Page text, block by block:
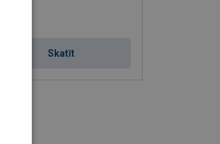
Skatīt